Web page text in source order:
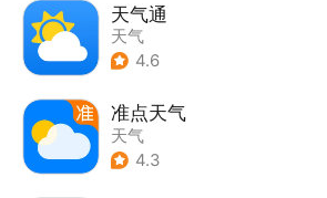
天气通
天气
4.6
准点天气
天气
4.3